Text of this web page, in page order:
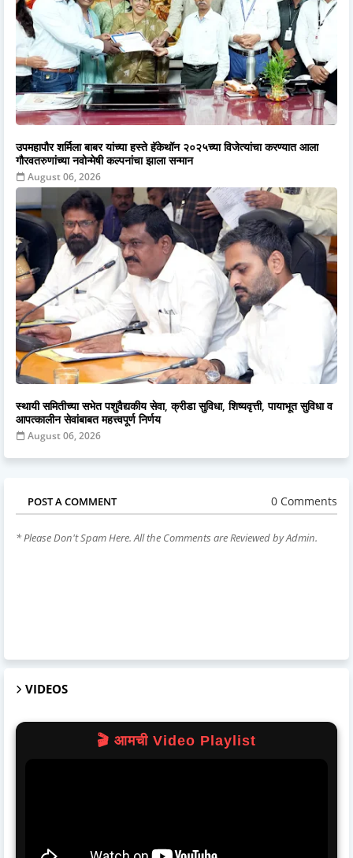
उपमहापौर शर्मिला बाबर यांच्या हस्ते हॅकेथॉन २०२५च्या विजेत्यांचा करण्यात आला
गौरवतरुणांच्या नवोन्मेषी कल्पनांचा झाला सन्मान
August 06, 2026
स्थायी समितीच्या सभेत पशुवैद्यकीय सेवा, क्रीडा सुविधा, शिष्यवृत्ती, पायाभूत सुविधा व
आपत्कालीन सेवांबाबत महत्त्वपूर्ण निर्णय
August 06, 2026
POST A COMMENT 0 Comments
* Please Don't Spam Here. All the Comments are Reviewed by Admin.
VIDEOS
🎬 आमची Video Playlist